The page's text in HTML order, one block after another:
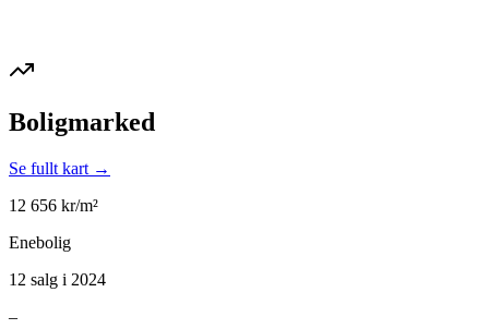
Boligmarked
Se fullt kart →
12 656 kr/m²
Enebolig
12 salg i 2024
–